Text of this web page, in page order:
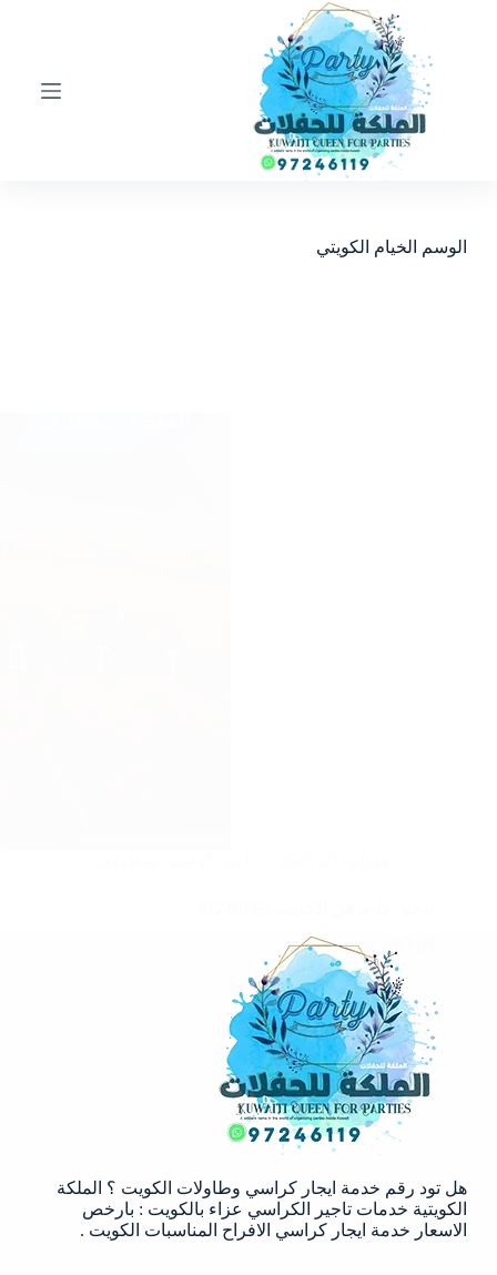
الوسم الخيام الكويتي
الكويت
|97246119
هل تود رقم خدمة ايجار كراسي وطاولات الكويت ؟ الملكة
الكويتية خدمات تاجير الكراسي عزاء بالكويت : بارخص
الاسعار خدمة ايجار كراسي الافراح المناسبات الكويت .